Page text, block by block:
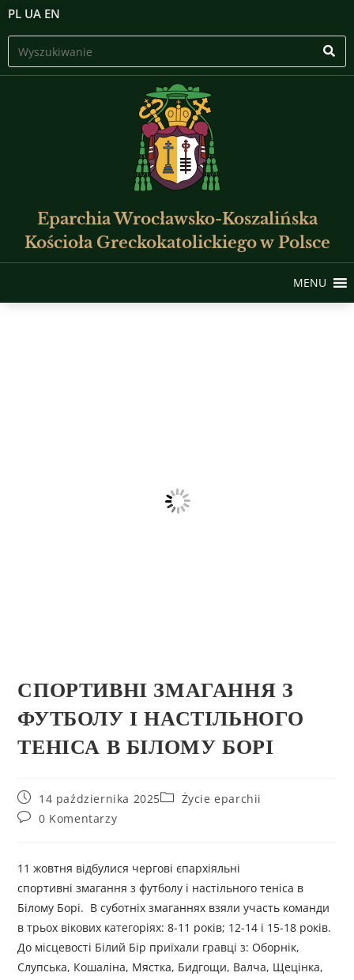
PL UA EN
Eparchia Wrocławsko-Koszalińska
Kościoła Greckokatolickiego w Polsce
MENU
СПОРТИВНІ ЗМАГАННЯ З
ФУТБОЛУ І НАСТІЛЬНОГО
ТЕНІСА В БІЛОМУ БОРІ
14 października 2025
Życie eparchii
0 Komentarzy
11 жовтня відбулися чергові єпархіяльні
спортивні змагання з футболу і настільного теніса в
Білому Борі. В суботніх змаганнях взяли участь команди
в трьох вікових категоріях: 8-11 років; 12-14 і 15-18 років.
До місцевості Білий Бір приїхали гравці з: Оборнік,
Слупська, Кошаліна, Мястка, Бидгощи, Валча, Щецінка,